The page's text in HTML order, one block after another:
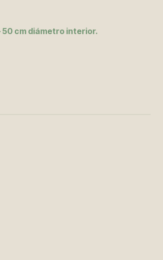
50 cm diámetro interior.